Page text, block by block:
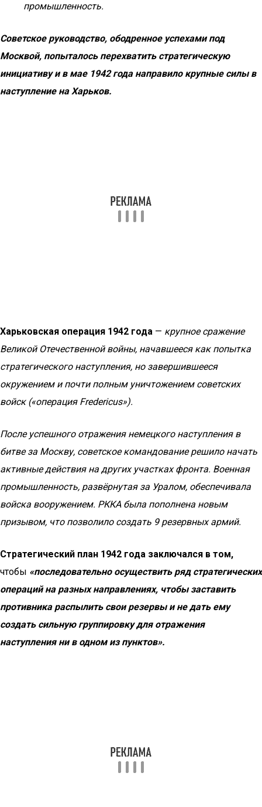
промышленность.
Советское руководство, ободренное успехами под
Москвой, попыталось перехватить стратегическую
инициативу и в мае 1942 года направило крупные силы в
наступление на Харьков.
Харьковская операция 1942 года — крупное сражение
Великой Отечественной войны, начавшееся как попытка
стратегического наступления, но завершившееся
окружением и почти полным уничтожением советских
войск («операция Fredericus»).
После успешного отражения немецкого наступления в
битве за Москву, советское командование решило начать
активные действия на других участках фронта. Военная
промышленность, развёрнутая за Уралом, обеспечивала
войска вооружением. РККА была пополнена новым
призывом, что позволило создать 9 резервных армий.
Стратегический план 1942 года заключался в том,
чтобы «последовательно осуществить ряд стратегических
операций на разных направлениях, чтобы заставить
противника распылить свои резервы и не дать ему
создать сильную группировку для отражения
наступления ни в одном из пунктов».